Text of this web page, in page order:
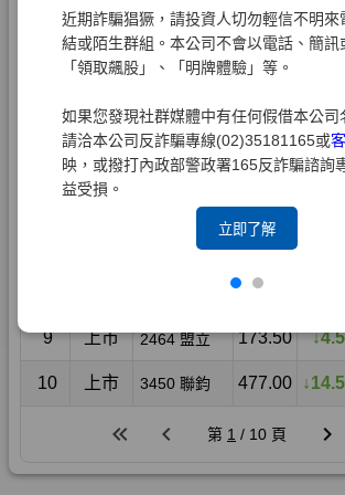
近期詐騙猖獗，請投資人切勿輕信不明來
結或陌生群組。本公司不會以電話、簡訊
「領取飆股」、「明牌體驗」等。
如果您發現社群媒體中有任何假借本公司
請洽本公司反詐騙專線(02)35181165或
映，或撥打內政部警政署165反詐騙諮詢
益受損。
立即了解